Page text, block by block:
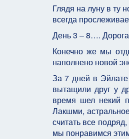
Глядя на луну в ту
всегда
День 3 – 8…. Дорога
Конечно же мы
наполнено новой
За 7 дней в
вытащили друг у
время шел некий
Лакшми,
считать все
мы понравимся